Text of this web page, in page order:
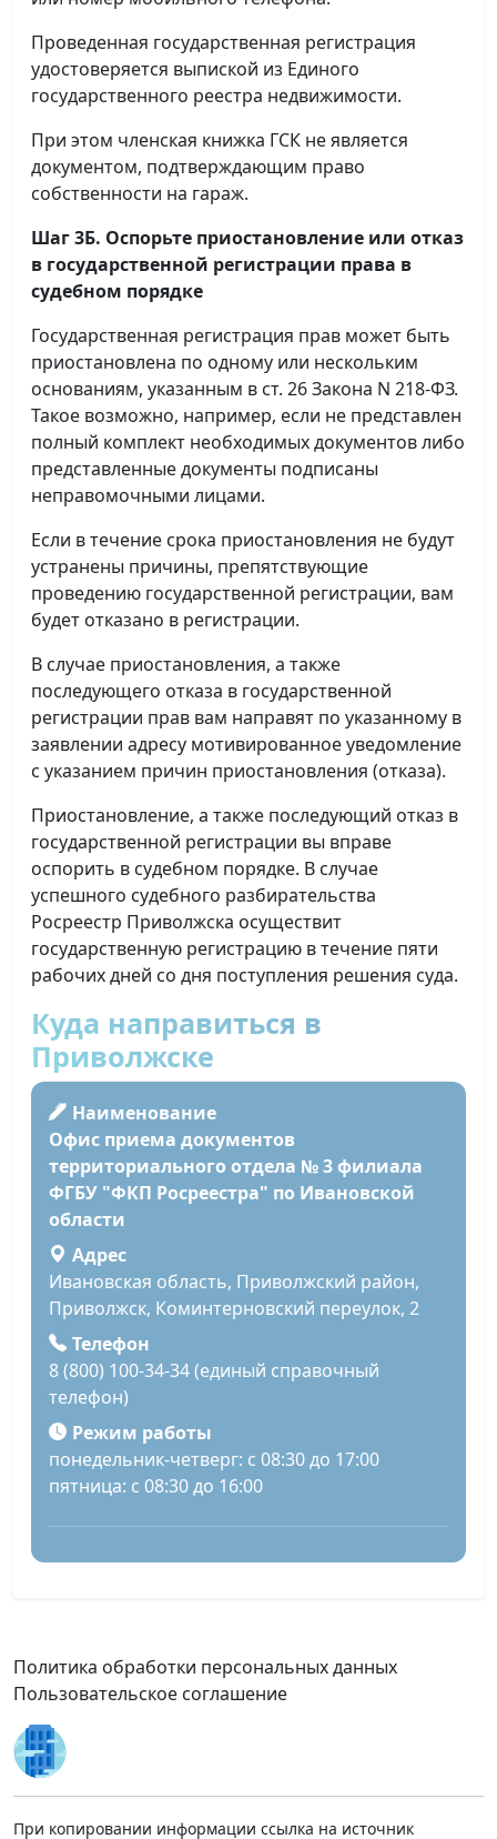
Проведенная государственная регистрация
удостоверяется выпиской из Единого
государственного реестра недвижимости.
При этом членская книжка ГСК не является
документом, подтверждающим право
собственности на гараж.
Шаг 3Б. Оспорьте приостановление или отказ
в государственной регистрации права в
судебном порядке
Государственная регистрация прав может быть
приостановлена по одному или нескольким
основаниям, указанным в ст. 26 Закона N 218-ФЗ.
Такое возможно, например, если не представлен
полный комплект необходимых документов либо
представленные документы подписаны
неправомочными лицами.
Если в течение срока приостановления не будут
устранены причины, препятствующие
проведению государственной регистрации, вам
будет отказано в регистрации.
В случае приостановления, а также
последующего отказа в государственной
регистрации прав вам направят по указанному в
заявлении адресу мотивированное уведомление
с указанием причин приостановления (отказа).
Приостановление, а также последующий отказ в
государственной регистрации вы вправе
оспорить в судебном порядке. В случае
успешного судебного разбирательства
Росреестр Приволжска осуществит
государственную регистрацию в течение пяти
рабочих дней со дня поступления решения суда.
Куда направиться в
Приволжске
Наименование
Офис приема документов
территориального отдела № 3 филиала
ФГБУ "ФКП Росреестра" по Ивановской
области
Адрес
Ивановская область, Приволжский район,
Приволжск, Коминтерновский переулок, 2
Телефон
8 (800) 100-34-34 (единый справочный
телефон)
Режим работы
понедельник-четверг: с 08:30 до 17:00
пятница: с 08:30 до 16:00
Политика обработки персональных данных
Пользовательское соглашение
При копировании информации ссылка на источник